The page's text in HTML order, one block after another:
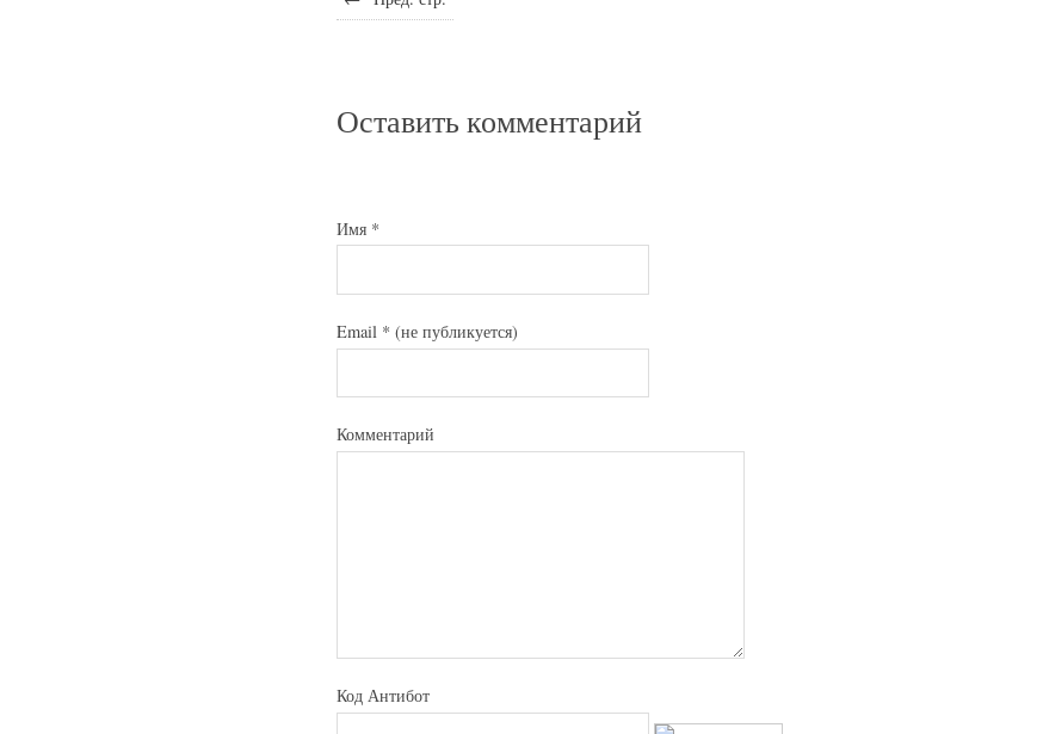
Оставить комментарий
Имя *
Email * (не публикуется)
Комментарий
Код Антибот